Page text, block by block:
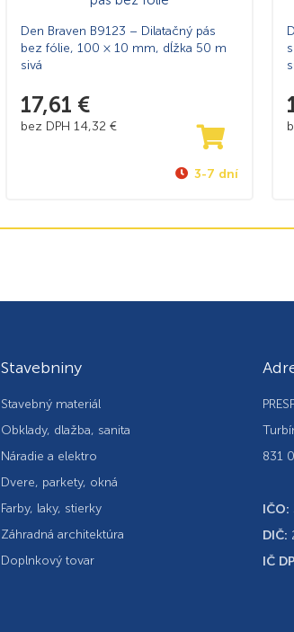
Den Braven B9123 – Dilatačný pás
bez fólie, 100 × 10 mm, dĺžka 50 m
sivá
17,61 €
bez DPH 14,32 €
3-7 dní
Stavebniny
Stavebný materiál
Obklady, dlažba, sanita
Náradie a elektro
Dvere, parkety, okná
Farby, laky, stierky
Záhradná architektúra
Doplnkový tovar
831
IČO:
DIČ:
IČ